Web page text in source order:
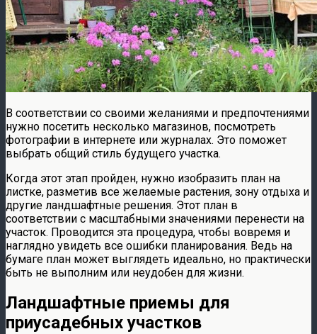
В соответствии со своими желаниями и предпочтениями
нужно посетить несколько магазинов, посмотреть
фотографии в интернете или журналах. Это поможет
выбрать общий стиль будущего участка.
Когда этот этап пройден, нужно изобразить план на
листке, разметив все желаемые растения, зону отдыха и
другие ландшафтные решения. Этот план в
соответствии с масштабными значениями перенести на
участок. Проводится эта процедура, чтобы вовремя и
наглядно увидеть все ошибки планирования. Ведь на
бумаге план может выглядеть идеально, но практически
быть не выполним или неудобен для жизни.
Ландшафтные приемы для
приусадебных участков